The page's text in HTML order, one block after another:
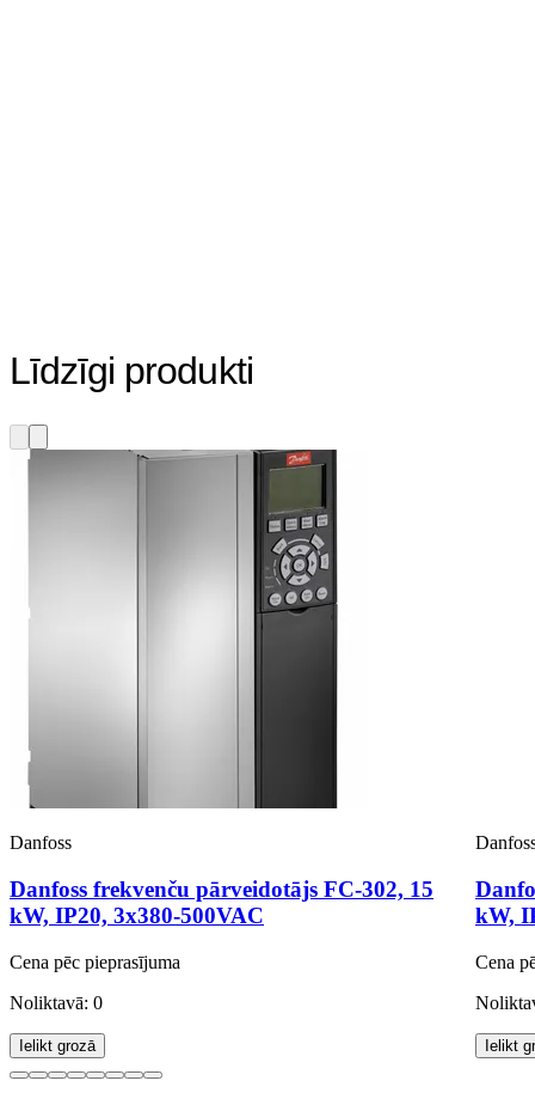
Līdzīgi produkti
Danfoss
Danfoss frekvenču pārveidotājs FC-302, 15
kW, IP20, 3x380-500VAC
Cena pēc pieprasījuma
Noliktavā: 0
Ielikt grozā
kW,
Cena
Ielikt